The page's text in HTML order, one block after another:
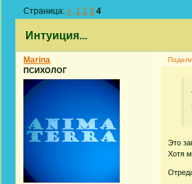
Интуиция...
Страница:« 1 2 3 4
Marina
ПСИХОЛОГ
Это
Хотя